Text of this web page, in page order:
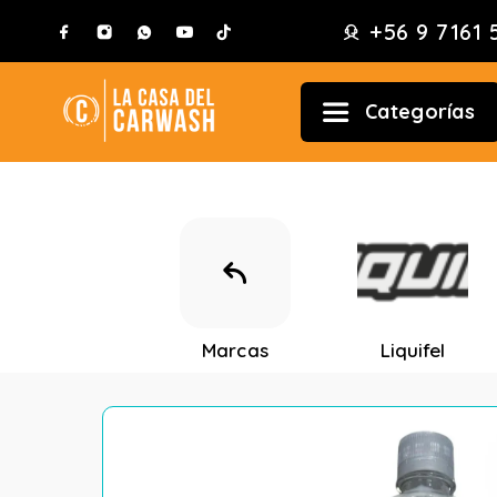
+56 9 7161
Categorías
Marcas Liquifel